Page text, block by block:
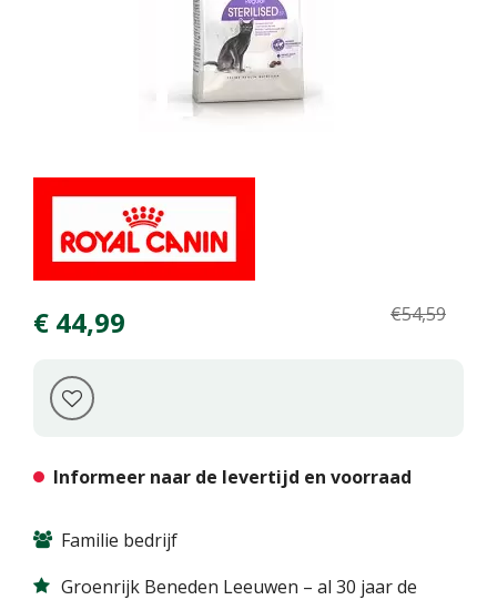
€54,59
€ 44,99
Informeer naar de levertijd en voorraad
Familie bedrijf
Groenrijk Beneden Leeuwen – al 30 jaar de